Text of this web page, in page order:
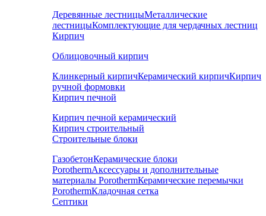
Деревянные лестницыМеталлические
лестницыКомплектующие для чердачных лестниц
Кирпич
Облицовочный кирпич
Клинкерный кирпичКерамический кирпичКирпич
ручной формовки
Кирпич печной
Кирпич печной керамический
Кирпич строительный
Строительные блоки
ГазобетонКерамические блоки
PorothermАксессуары и дополнительные
материалы PorothermКерамические перемычки
PorothermКладочная сетка
Септики